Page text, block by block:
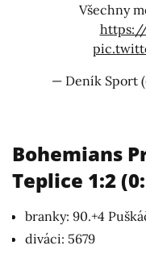
Všechny
— Deník Sport
Bohemians
Teplice 1:2
branky: 90.+4
diváci: 5679